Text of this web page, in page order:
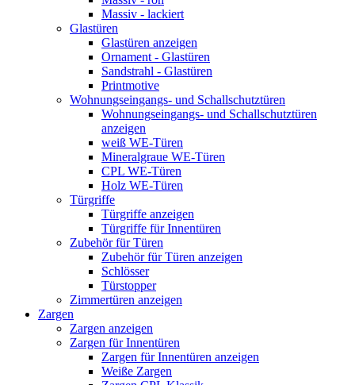
Massiv - lackiert
Glastüren
Glastüren anzeigen
Ornament - Glastüren
Sandstrahl - Glastüren
Printmotive
Wohnungseingangs- und Schallschutztüren
Wohnungseingangs- und Schallschutztüren
anzeigen
weiß WE-Türen
Mineralgraue WE-Türen
CPL WE-Türen
Holz WE-Türen
Türgriffe
Türgriffe anzeigen
Türgriffe für Innentüren
Zubehör für Türen
Zubehör für Türen anzeigen
Schlösser
Türstopper
Zimmertüren anzeigen
Zargen
Zargen anzeigen
Zargen für Innentüren
Zargen für Innentüren anzeigen
Weiße Zargen